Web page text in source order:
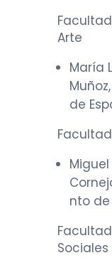
Arte
María
de
Miguel
nto de
Sociales